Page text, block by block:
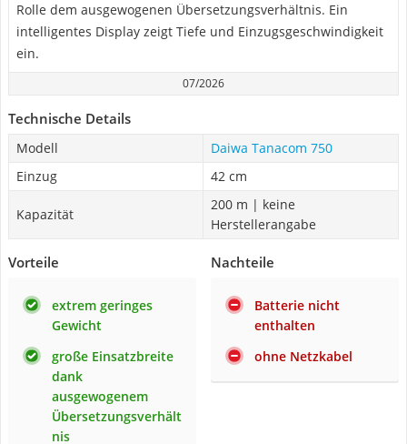
Rolle dem ausgewogenen Übersetzungsverhältnis. Ein
intelligentes Display zeigt Tiefe und Einzugsgeschwindigkeit
ein.
07/2026
Technische Details
Modell
Daiwa Tanacom 750
Einzug
42 cm
Kapazität
200 m | keine
Herstellerangabe
Vorteile
extrem geringes
Gewicht
große Einsatzbreite
dank
ausgewogenem
Übersetzungsverhält
nis
Nachteile
Batterie nicht
enthalten
ohne Netzkabel